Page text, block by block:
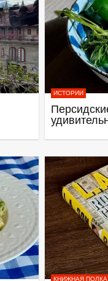
ИСТОРИИ
КНИЖНАЯ ПОЛКА